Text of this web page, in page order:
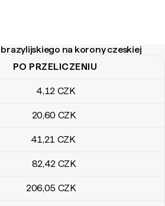
na korony czeskiej
na korony czeskiej
PO PRZELICZENIU
4,12 CZK
20,60 CZK
41,21 CZK
82,42 CZK
206,05 CZK